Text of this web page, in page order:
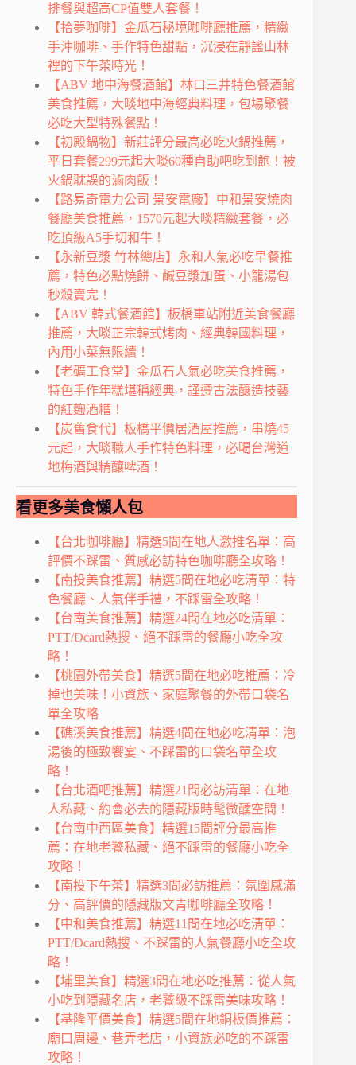
排餐與超高CP值雙人套餐！
【拾夢咖啡】金瓜石秘境咖啡廳推薦，精緻
手沖咖啡、手作特色甜點，沉浸在靜謐山林
裡的下午茶時光！
【ABV 地中海餐酒館】林口三井特色餐酒館
美食推薦，大啖地中海經典料理，包場聚餐
必吃大型特殊餐點！
【初殿鍋物】新莊評分最高必吃火鍋推薦，
平日套餐299元起大啖60種自助吧吃到飽！被
火鍋耽誤的滷肉飯！
【路易奇電力公司 景安電廠】中和景安燒肉
餐廳美食推薦，1570元起大啖精緻套餐，必
吃頂級A5手切和牛！
【永新豆漿 竹林總店】永和人氣必吃早餐推
薦，特色必點燒餅、鹹豆漿加蛋、小籠湯包
秒殺賣完！
【ABV 韓式餐酒館】板橋車站附近美食餐廳
推薦，大啖正宗韓式烤肉、經典韓國料理，
內用小菜無限續！
【老礦工食堂】金瓜石人氣必吃美食推薦，
特色手作年糕堪稱經典，謹遵古法釀造技藝
的紅麴酒糟！
【炭舊食代】板橋平價居酒屋推薦，串燒45
元起，大啖職人手作特色料理，必喝台灣道
地梅酒與精釀啤酒！
看更多美食懶人包
【台北咖啡廳】精選5間在地人激推名單：高
評價不踩雷、質感必訪特色咖啡廳全攻略！
【南投美食推薦】精選5間在地必吃清單：特
色餐廳、人氣伴手禮，不踩雷全攻略！
【台南美食推薦】精選24間在地必吃清單：
PTT/Dcard熱搜、絕不踩雷的餐廳小吃全攻
略！
【桃園外帶美食】精選5間在地必吃推薦：冷
掉也美味！小資族、家庭聚餐的外帶口袋名
單全攻略
【礁溪美食推薦】精選4間在地必吃清單：泡
湯後的極致饗宴、不踩雷的口袋名單全攻
略！
【台北酒吧推薦】精選21間必訪清單：在地
人私藏、約會必去的隱藏版時髦微醺空間！
【台南中西區美食】精選15間評分最高推
薦：在地老饕私藏、絕不踩雷的餐廳小吃全
攻略！
【南投下午茶】精選3間必訪推薦：氛圍感滿
分、高評價的隱藏版文青咖啡廳全攻略！
【中和美食推薦】精選11間在地必吃清單：
PTT/Dcard熱搜、不踩雷的人氣餐廳小吃全攻
略！
【埔里美食】精選3間在地必吃推薦：從人氣
小吃到隱藏名店，老饕級不踩雷美味攻略！
【基隆平價美食】精選5間在地銅板價推薦：
廟口周邊、巷弄老店，小資族必吃的不踩雷
攻略！